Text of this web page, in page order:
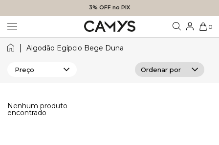
3% OFF no PIX
0
Algodão Egípcio Bege Duna
Preço
Nenhum produto
encontrado